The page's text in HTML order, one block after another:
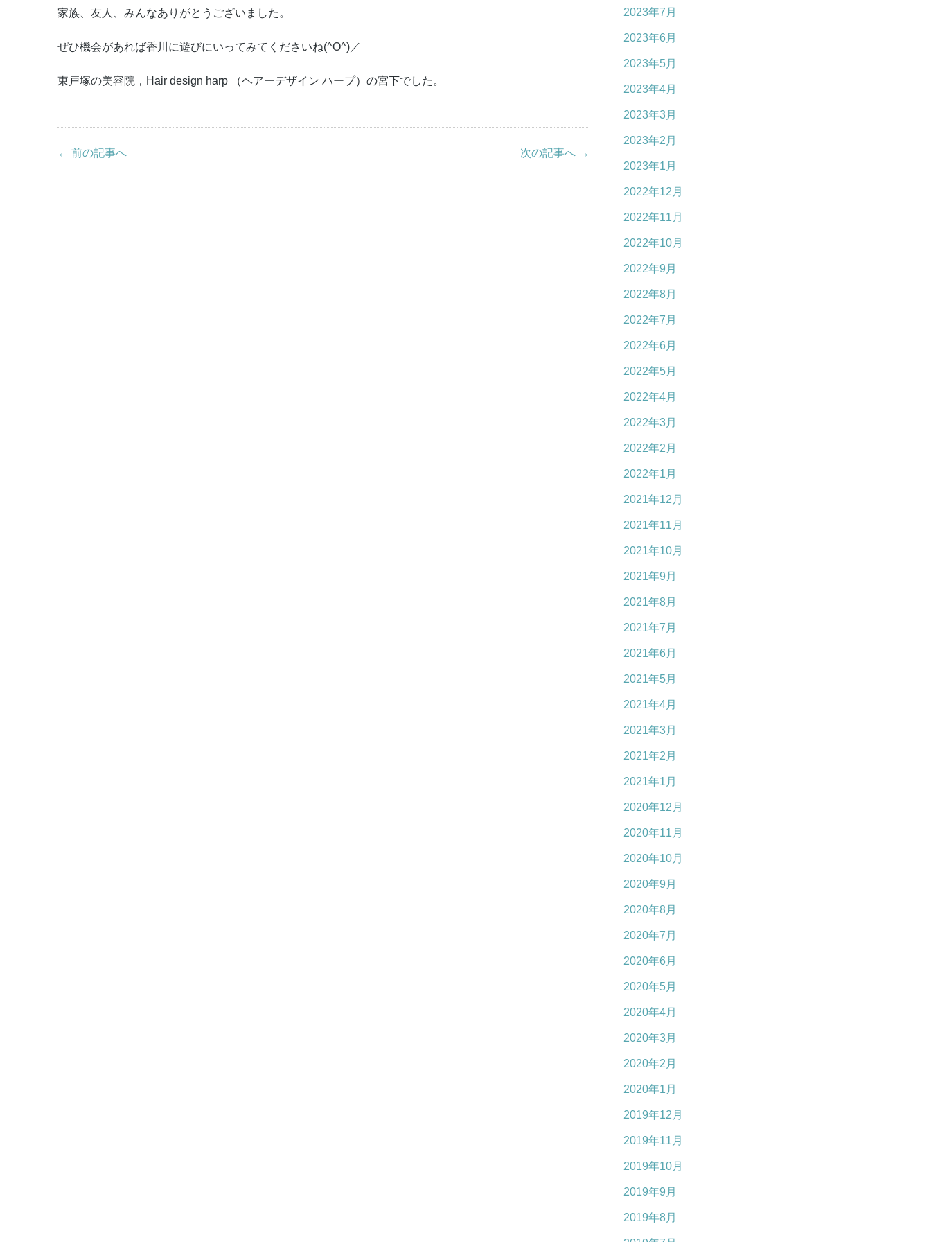
家族、友人、みんなありがとうございました。
ぜひ機会があれば香川に遊びにいってみてくださいね(^O^)／
東戸塚の美容院，Hair design harp （ヘアーデザイン ハープ）の宮下でした。
← 前の記事へ 次の記事へ →
2023年7月
2023年6月
2023年5月
2023年4月
2023年3月
2023年2月
2023年1月
2022年12月
2022年11月
2022年10月
2022年9月
2022年8月
2022年7月
2022年6月
2022年5月
2022年4月
2022年3月
2022年2月
2022年1月
2021年12月
2021年11月
2021年10月
2021年9月
2021年8月
2021年7月
2021年6月
2021年5月
2021年4月
2021年3月
2021年2月
2021年1月
2020年12月
2020年11月
2020年10月
2020年9月
2020年8月
2020年7月
2020年6月
2020年5月
2020年4月
2020年3月
2020年2月
2020年1月
2019年12月
2019年11月
2019年10月
2019年9月
2019年8月